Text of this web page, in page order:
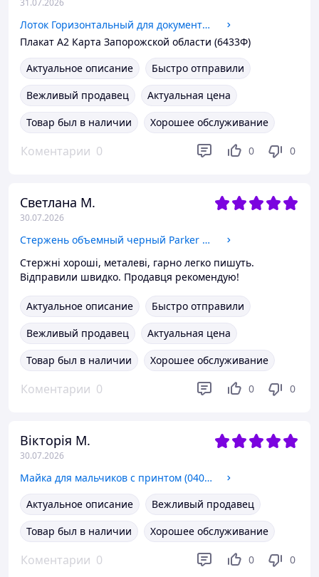
31.07.2026
Лоток Горизонтальный для документов ПС черный Альянс-А Украина
Плакат А2 Карта Запорожской области (6433Ф)
Актуальное описание
Быстро отправили
Вежливый продавец
Актуальная цена
Товар был в наличии
Хорошее обслуживание
Коментарии 0 0 0
Светлана М.
30.07.2026
Стержень объемный черный Parker E10621-01 Economix Германия
Стержні хороші, металеві, гарно легко пишуть.
Відправили швидко. Продавця рекомендую!
Актуальное описание
Быстро отправили
Вежливый продавец
Актуальная цена
Товар был в наличии
Хорошее обслуживание
Коментарии 0 0 0
Вікторія М.
30.07.2026
Майка для мальчиков с принтом (0401) Хлопок GABBI розмір 122 (7 років)
Актуальное описание
Вежливый продавец
Товар был в наличии
Хорошее обслуживание
Коментарии 0 0 0